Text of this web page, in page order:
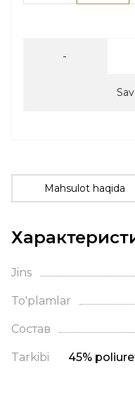
-
Mahsulot haqida
Jins
To'plamlar
Состав
Tarkibi
45%